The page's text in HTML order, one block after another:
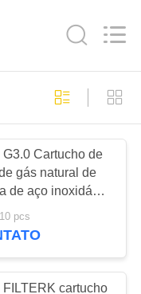
55
G3.0 Cartucho de
gás natural de
de aço inoxidável
μM para estações
pcs
FILTERK cartucho